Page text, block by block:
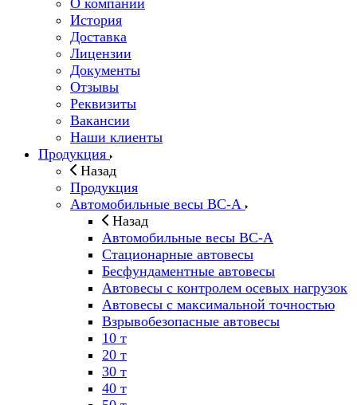
О компании
История
Доставка
Лицензии
Документы
Отзывы
Реквизиты
Вакансии
Наши клиенты
Продукция
Назад
Продукция
Автомобильные весы ВС-А
Назад
Автомобильные весы ВС-А
Стационарные автовесы
Бесфундаментные автовесы
Автовесы с контролем осевых нагрузок
Автовесы с максимальной точностью
Взрывобезопасные автовесы
10 т
20 т
30 т
40 т